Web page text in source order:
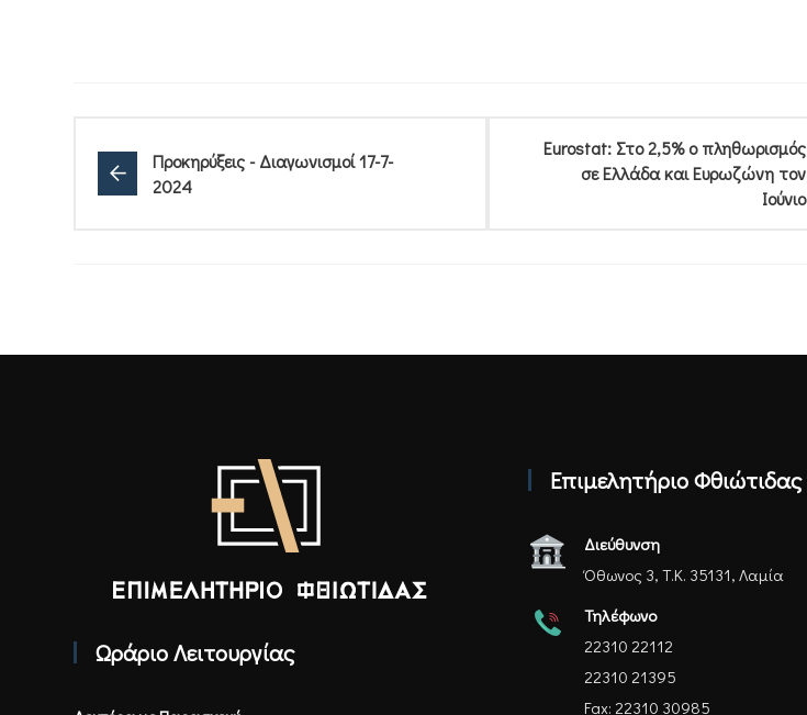
Προκηρύξεις - Διαγωνισμοί 17-7-
2024
Eurostat: Στο 2,5% ο πληθωρισμός
σε Ελλάδα και Eυρωζώνη τον
Ιούνιο
Ωράριο Λειτουργίας
Επιμελητήριο Φθιώτιδας
Διεύθυνση
Όθωνος 3, Τ.Κ. 35131, Λαμία
Τηλέφωνο
22310 22112
22310 21395
Fax: 22310 30985